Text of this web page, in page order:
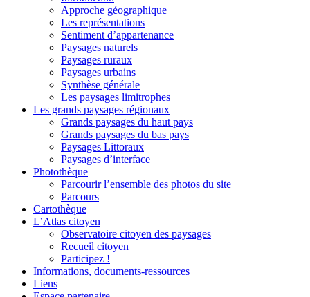
Approche géographique
Les représentations
Sentiment d’appartenance
Paysages naturels
Paysages ruraux
Paysages urbains
Synthèse générale
Les paysages limitrophes
Les grands paysages régionaux
Grands paysages du haut pays
Grands paysages du bas pays
Paysages Littoraux
Paysages d’interface
Photothèque
Parcourir l’ensemble des photos du site
Parcours
Cartothèque
L’Atlas citoyen
Observatoire citoyen des paysages
Recueil citoyen
Participez !
Informations, documents-ressources
Liens